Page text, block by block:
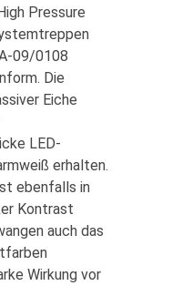
Pressure
09/0108
Die
Eiche
LED-
erhalten.
ebenfalls in
Kontrast
auch das
Wirkung vor